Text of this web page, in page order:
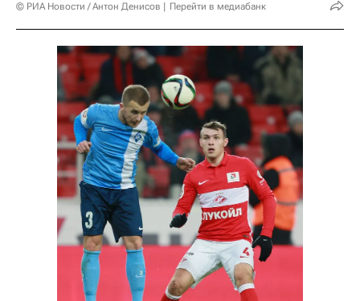
© РИА Новости / Антон Денисов Перейти в медиабанк